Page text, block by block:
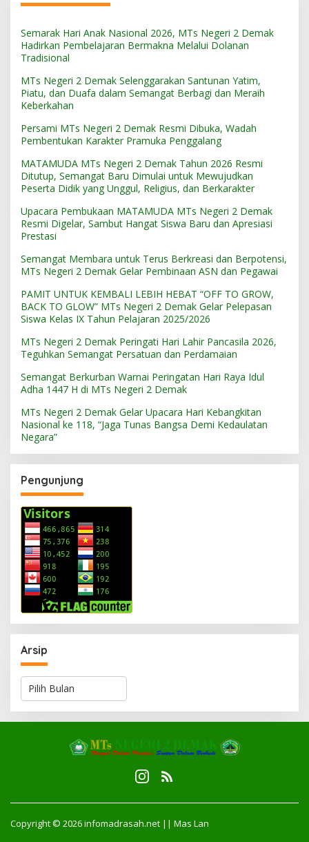
Semarak Hari Anak Nasional 2026, MTs Negeri 2 Demak
Hadirkan Pembelajaran Bermakna Melalui Dolanan
Tradisional
MTs Negeri 2 Demak Selenggarakan Santunan Yatim,
Piatu, dan Duafa dalam Semangat Berbagi dan Meraih
Keberkahan
Persami MTs Negeri 2 Demak Resmi Dibuka, Wadah
Pembentukan Karakter Pramuka Penggalang
MATAMUDA MTs Negeri 2 Demak Tahun 2026 Resmi
Ditutup, Semangat Baru Dimulai untuk Mewujudkan
Peserta Didik yang Unggul, Religius, dan Berkarakter
Upacara Pembukaan MATAMUDA MTs Negeri 2 Demak
Resmi Digelar, Sambut Hangat Siswa Baru dan Apresiasi
Prestasi
Semangat Membara untuk Terus Berkreasi dan Berpotensi,
MTs Negeri 2 Demak Gelar Pembinaan ASN dan Pegawai
PAMIT UNTUK KEMBALI LEBIH HEBAT “OFF TO GROW,
BACK TO GLOW” MTs Negeri 2 Demak Gelar Pelepasan
Siswa Kelas IX Tahun Pelajaran 2025/2026
MTs Negeri 2 Demak Peringati Hari Lahir Pancasila 2026,
Teguhkan Semangat Persatuan dan Perdamaian
Semangat Berkurban Warnai Peringatan Hari Raya Idul
Adha 1447 H di MTs Negeri 2 Demak
MTs Negeri 2 Demak Gelar Upacara Hari Kebangkitan
Nasional ke 118, “Jaga Tunas Bangsa Demi Kedaulatan
Negara”
Pengunjung
Arsip
A
i
Copyright © 2026 infomadrasah.net || Mas Lan